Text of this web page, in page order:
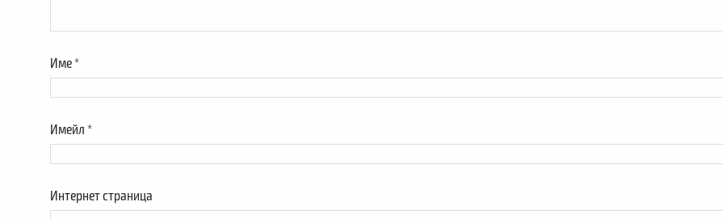
Име*
Имейл *
Интернет страница